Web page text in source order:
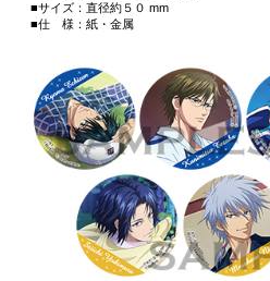
■サイズ：直径約５０ mm
■仕 様：紙・金属